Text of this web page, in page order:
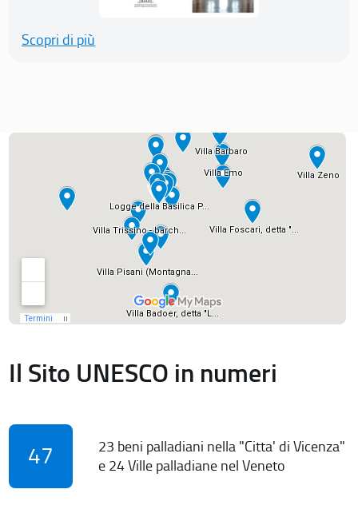
Scopri di più
Il Sito UNESCO in numeri
47
23 beni palladiani nella "Citta' di Vicenza"
e 24 Ville palladiane nel Veneto